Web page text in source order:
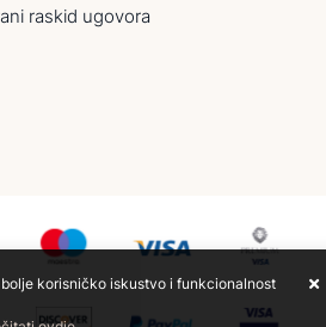
raskid ugovora
korisničko iskustvo i funkcionalnost